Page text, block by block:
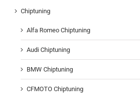
Chiptuning
Alfa Romeo Chiptuning
Audi Chiptuning
BMW Chiptuning
CFMOTO Chiptuning